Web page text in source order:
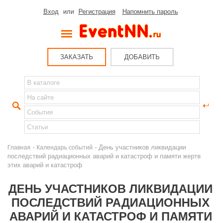
Вход или Регистрация Напомнить пароль
ЗАКАЗАТЬ ДОБАВИТЬ
Главная - Календарь событий - День участников ликвидации
последствий радиационных аварий и катастроф и памяти жертв
этих аварий и катастроф
ДЕНЬ УЧАСТНИКОВ ЛИКВИДАЦИИ
ПОСЛЕДСТВИЙ РАДИАЦИОННЫХ
АВАРИЙ И КАТАСТРОФ И ПАМЯТИ